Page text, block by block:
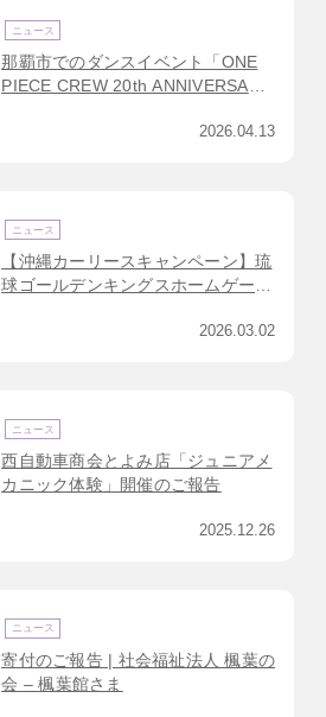
ニュース
那覇市でのダンスイベント「ONE
PIECE CREW 20th ANNIVERSARY
2026.04.13
ニュース
【沖縄カーリースキャンペーン】琉
球ゴールデンキングスホームゲーム
2026.03.02
ニュース
西自動車商会とよみ店「ジュニアメ
カニック体験」開催のご報告
2025.12.26
ニュース
寄付のご報告 | 社会福祉法人 楓葉の
会 – 楓葉館さま